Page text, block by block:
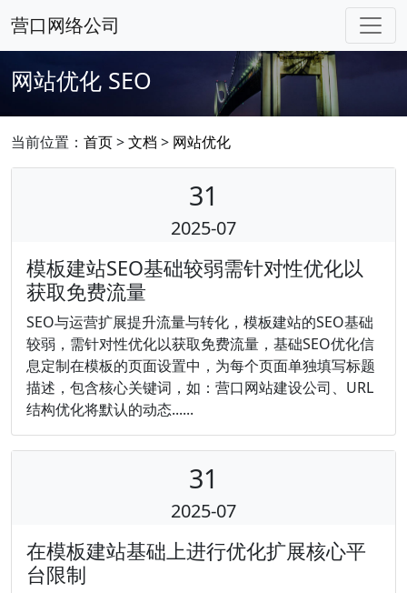
营口网络公司
网站优化 SEO
当前位置： 首页>文档 > 网站优化
31
2025-07
模板建站SEO基础较弱需针对性优化以
获取免费流量
SEO与运营扩展提升流量与转化，模板建站的SEO基础
较弱，需针对性优化以获取免费流量，基础SEO优化信
息定制在模板的页面设置中，为每个页面单独填写标题
描述，包含核心关键词，如：营口网站建设公司、URL
结构优化将默认的动态......
31
2025-07
在模板建站基础上进行优化扩展核心平
台限制